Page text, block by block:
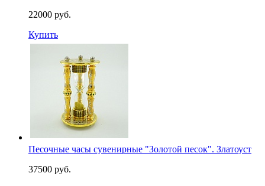
22000 руб.
Купить
Песочные часы сувенирные "Золотой песок". Златоуст
37500 руб.